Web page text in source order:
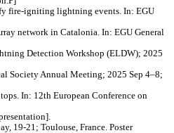
fire-igniting lightning events. In: EGU
network in Catalonia. In: EGU General
Detection Workshop (ELDW); 2025
Society Annual Meeting; 2025 Sep 4–8;
In: 12th European Conference on
19-21; Toulouse, France. Poster